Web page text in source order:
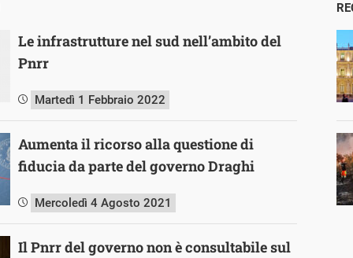
Le infrastrutture nel sud nell’ambito del
Pnrr
Martedì 1 Febbraio 2022
Aumenta il ricorso alla questione di
fiducia da parte del governo Draghi
Mercoledì 4 Agosto 2021
Il Pnrr del governo non è consultabile sul